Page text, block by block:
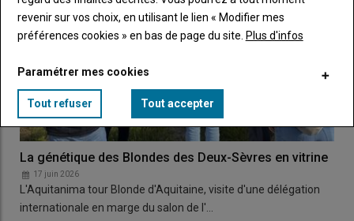
La génétique des Blondes des Deux-Sèvres en vitrine
17 juin 2026
L'Aquitanima tour Blonde d'Aquitaine, visite d'une délégation
internationale en marge du salon de l'…
revenir sur vos choix, en utilisant le lien « Modifier mes
préférences cookies » en bas de page du site. Plus d'infos
Paramétrer mes cookies
Tout refuser Tout accepter